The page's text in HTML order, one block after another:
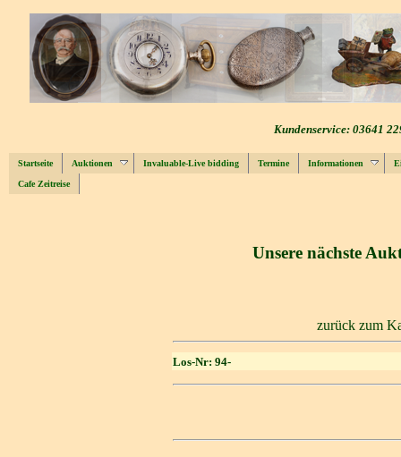
Kundenservice: 03641
Startseite Auktionen Invaluable-Live bidding Termine Informationen
Cafe Zeitreise
Unsere nächste
zurück zum
Los-Nr: 94-